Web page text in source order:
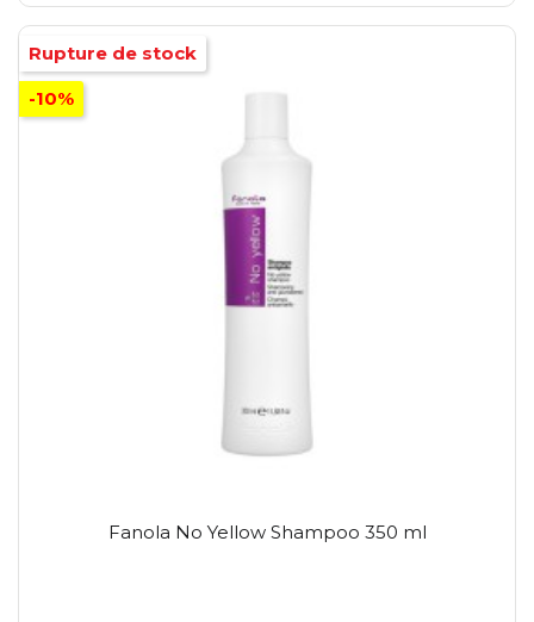
Fanola No Yellow Shampoo 350 ml
Rupture de stock
-10%